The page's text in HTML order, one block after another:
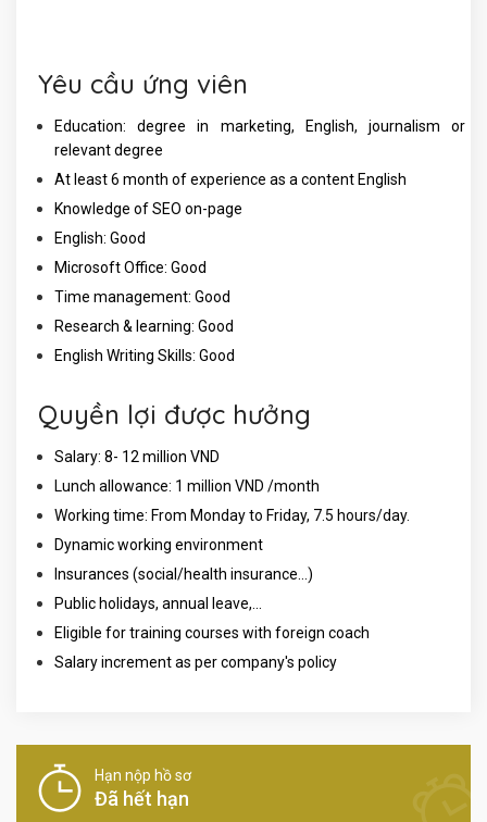
Yêu cầu ứng viên
Education: degree in marketing, English, journalism or
relevant degree
At least 6 month of experience as a content English
Knowledge of SEO on-page
English: Good
Microsoft Office: Good
Time management: Good
Research & learning: Good
English Writing Skills: Good
Quyền lợi được hưởng
Salary: 8- 12 million VND
Lunch allowance: 1 million VND /month
Working time: From Monday to Friday, 7.5 hours/day.
Dynamic working environment
Insurances (social/health insurance…)
Public holidays, annual leave,...
Eligible for training courses with foreign coach
Salary increment as per company's policy
Hạn nộp hồ sơ
Đã hết hạn